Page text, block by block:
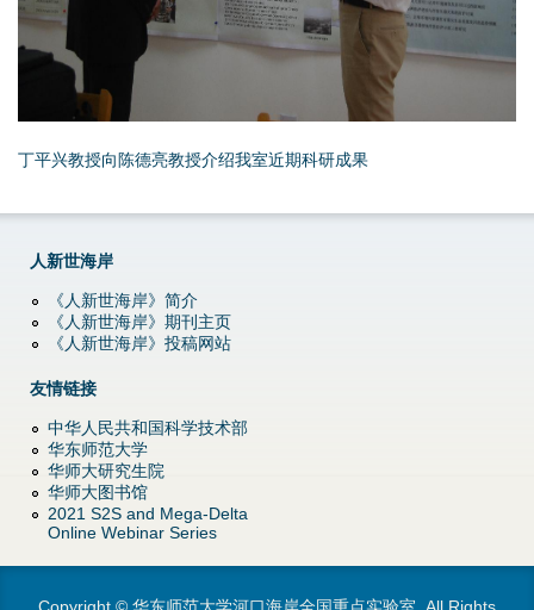
丁平兴教授向陈德亮教授介绍我室近期科研成果
人新世海岸
《人新世海岸》简介
《人新世海岸》期刊主页
《人新世海岸》投稿网站
友情链接
中华人民共和国科学技术部
华东师范大学
华师大研究生院
华师大图书馆
2021 S2S and Mega-Delta
Online Webinar Series